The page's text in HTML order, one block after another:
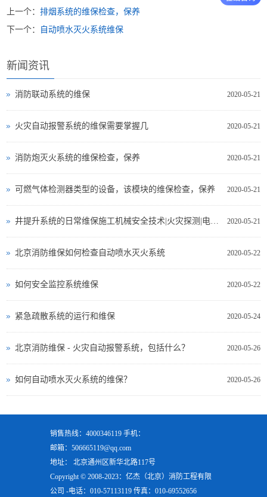
上一个：排烟系统的维保检查，保养
下一个：
自动喷水灭火系统维保
新闻资讯
2020-05-21
消防联动系统的维保
2020-05-21
火灾自动报警系统的维保需要掌握几
2020-05-21
消防炮灭火系统的维保检查，保养
2020-05-21
可燃气体检测器类型的设备，该模块的维保检查，保养
2020-05-21
井提升系统的日常维保施工机械安全技术|火灾探测|电气测试
2020-05-22
北京消防维保如何检查自动喷水灭火系统
2020-05-22
如何安全监控系统维保
2020-05-24
紧急疏散系统的运行和维保
2020-05-26
北京消防维保 - 火灾自动报警系统，包括什么？
2020-05-26
如何自动喷水灭火系统的维保？
销售热线：4000346119 手机：
邮箱：506665119@qq.com
地址： 北京通州区新华北路117号
Copyright © 2008-2023：亿杰（北京）消防工程有限
公司 -电话：010-57113119 传真：010-69552656